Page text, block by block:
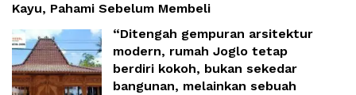
Kayu, Pahami Sebelum Membeli
“Ditengah gempuran arsitektur
modern, rumah Joglo tetap
berdiri kokoh, bukan sekedar
bangunan, melainkan sebuah